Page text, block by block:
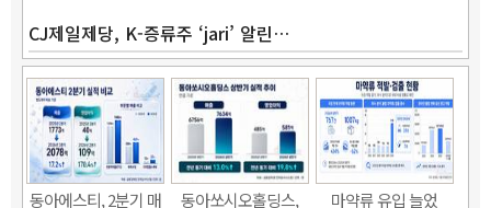
CJ제일제당, K-증류주 ‘jari’ 알린…
동아에스티, 2분기 매
동아쏘시오홀딩스,
마약류 유입 늘었